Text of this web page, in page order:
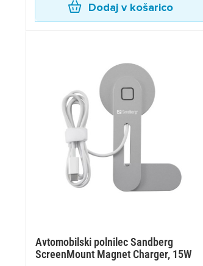
Dodaj v košarico
Avtomobilski polnilec Sandberg
ScreenMount Magnet Charger, 15W